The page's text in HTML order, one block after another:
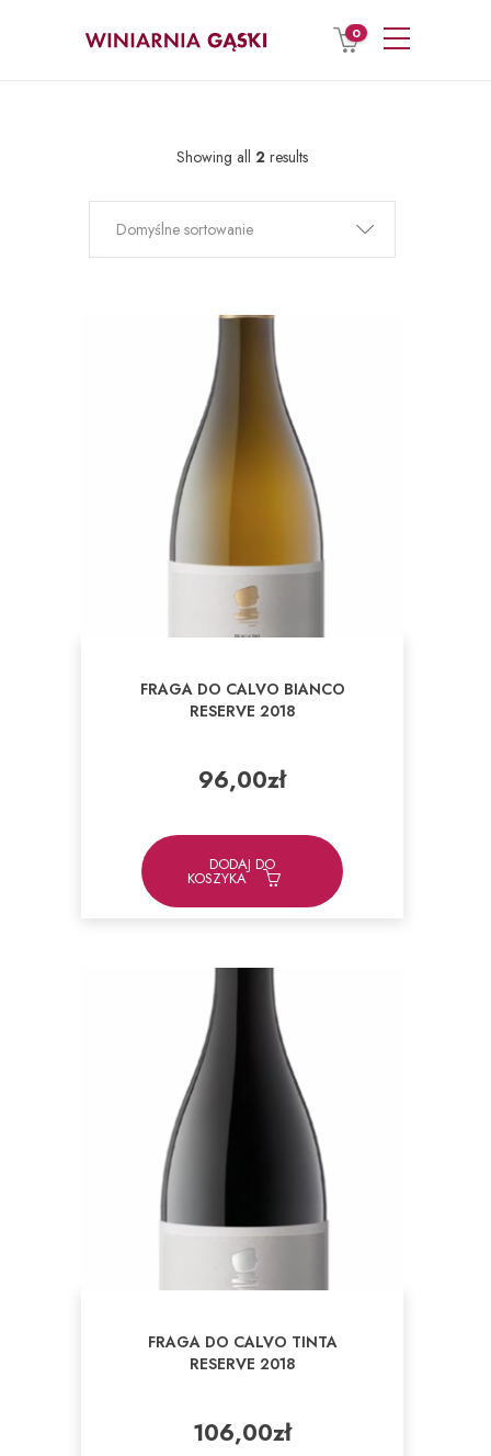
0
Showing all 2 results
Domyślne sortowanie
FRAGA DO CALVO BIANCO
RESERVE 2018
96,00zł
DODAJ DO
KOSZYKA
FRAGA DO CALVO TINTA
RESERVE 2018
106,00zł